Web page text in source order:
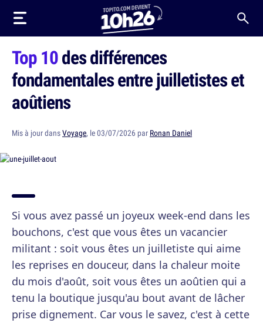
Top 10des différences
fondamentales entre juilletistes et
aoûtiens
Mis à jour dansVoyage, le 03/07/2026 par Ronan Daniel
Si vous avez passé un joyeux week-end dans les
bouchons, c'est que vous êtes un vacancier
militant : soit vous êtes un juilletiste qui aime
les reprises en douceur, dans la chaleur moite
du mois d'août, soit vous êtes un aoûtien qui a
tenu la boutique jusqu'au bout avant de lâcher
prise dignement. Car vous le savez, c'est à cette